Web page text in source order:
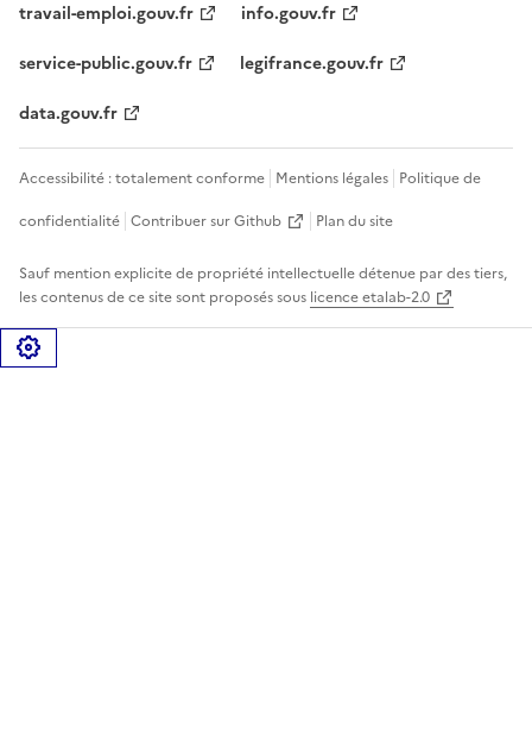
travail-emploi.gouv.fr
info.gouv.fr
service-public.gouv.fr
legifrance.gouv.fr
data.gouv.fr
Accessibilité : totalement conforme Mentions légales Politique de
confidentialité Contribuer sur Github Plan du site
Sauf mention explicite de propriété intellectuelle détenue par des tiers,
les contenus de ce site sont proposés sous licence etalab-2.0
Gérer les cookies